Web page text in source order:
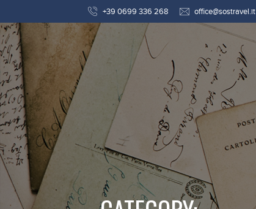
+39 0699 336 268 office@sostravel.it